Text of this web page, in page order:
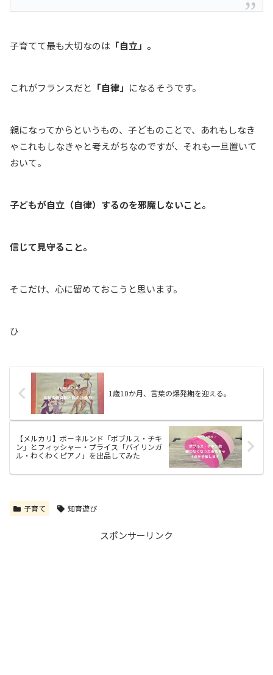
子育てて最も大切なのは 「自立」。
これがフランスだと 「自律」 になるそうです。
親になってからというもの、子どものことで、あれもしなき
ゃこれもしなきゃと考えがちなのですが、それも一旦置いて
おいて。
子どもが自立（自律）するのを邪魔しないこと。
信じて見守ること。
そこだけ、心に留めておこうと思います。
ひ
1歳10か月、言葉の爆発期を迎える。
【メルカリ】ボーネルンド「ボブルス・チキ
ン」とフィッシャー・プライス「バイリンガ
ル・わくわくピアノ」を出品してみた
子育て 知育遊び
スポンサーリンク